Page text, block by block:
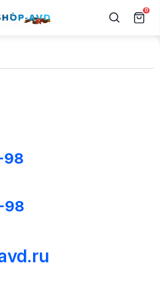
0
98
98